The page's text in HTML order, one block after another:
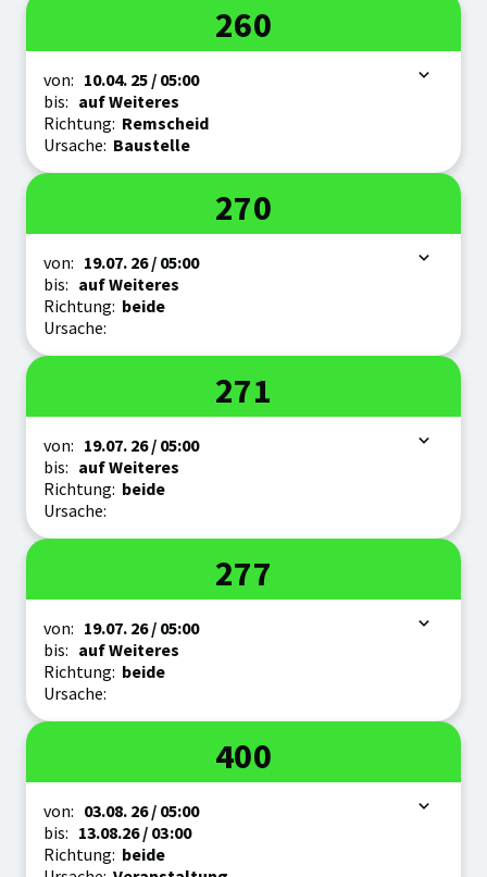
Linie
260
Zeitraum
von: 10.04. 25/ 05:00
bis: auf Weiteres
Richtung: Remscheid
Ursache: Baustelle
Linie
270
Zeitraum
von: 19.07. 26/ 05:00
bis: auf Weiteres
Richtung: beide
Ursache:
Linie
271
Zeitraum
von: 19.07. 26/ 05:00
bis: auf Weiteres
Richtung: beide
Ursache:
Linie
277
Zeitraum
von: 19.07. 26/ 05:00
bis: auf Weiteres
Richtung: beide
Ursache:
Linie
400
Zeitraum
von: 03.08. 26/ 05:00
bis: 13.08.26/ 03:00
Richtung: beide